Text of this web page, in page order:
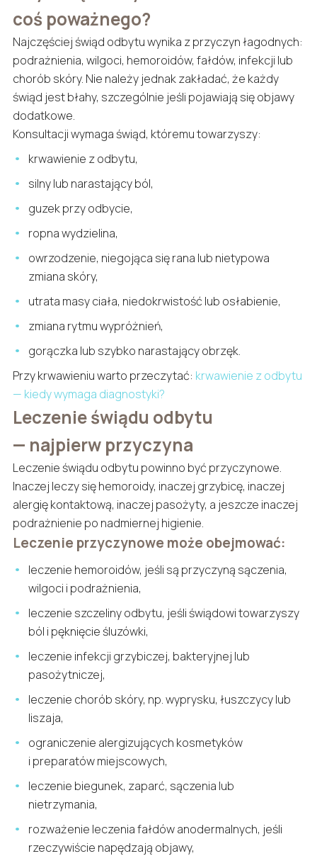
coś poważnego?
Najczęściej świąd odbytu wynika z przyczyn łagodnych:
podrażnienia, wilgoci, hemoroidów, fałdów, infekcji lub
chorób skóry. Nie należy jednak zakładać, że każdy
świąd jest błahy, szczególnie jeśli pojawiają się objawy
dodatkowe.
Konsultacji wymaga świąd, któremu towarzyszy:
krwawienie z odbytu,
silny lub narastający ból,
guzek przy odbycie,
ropna wydzielina,
owrzodzenie, niegojąca się rana lub nietypowa
zmiana skóry,
utrata masy ciała, niedokrwistość lub osłabienie,
zmiana rytmu wypróżnień,
gorączka lub szybko narastający obrzęk.
Przy krwawieniu warto przeczytać: krwawienie z odbytu
— kiedy wymaga diagnostyki?
Leczenie świądu odbytu
— najpierw przyczyna
Leczenie świądu odbytu powinno być przyczynowe.
Inaczej leczy się hemoroidy, inaczej grzybicę, inaczej
alergię kontaktową, inaczej pasożyty, a jeszcze inaczej
podrażnienie po nadmiernej higienie.
Leczenie przyczynowe może obejmować:
leczenie hemoroidów, jeśli są przyczyną sączenia,
wilgoci i podrażnienia,
leczenie szczeliny odbytu, jeśli świądowi towarzyszy
ból i pęknięcie śluzówki,
leczenie infekcji grzybiczej, bakteryjnej lub
pasożytniczej,
leczenie chorób skóry, np. wyprysku, łuszczycy lub
liszaja,
ograniczenie alergizujących kosmetyków
i preparatów miejscowych,
leczenie biegunek, zaparć, sączenia lub
nietrzymania,
rozważenie leczenia fałdów anodermalnych, jeśli
rzeczywiście napędzają objawy,